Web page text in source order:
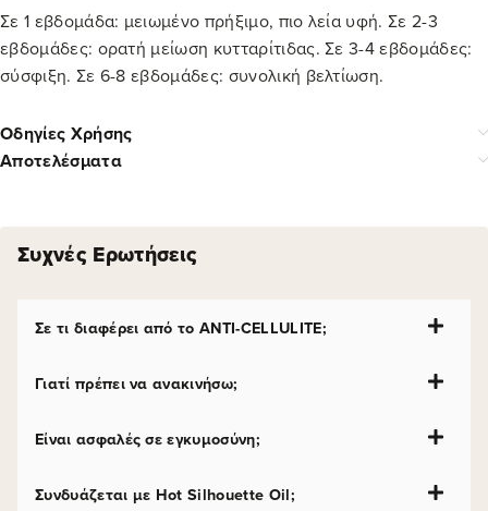
Σε 1 εβδομάδα: μειωμένο πρήξιμο, πιο λεία υφή. Σε 2-3
εβδομάδες: ορατή μείωση κυτταρίτιδας. Σε 3-4 εβδομάδες:
σύσφιξη. Σε 6-8 εβδομάδες: συνολική βελτίωση.
Οδηγίες Χρήσης
Αποτελέσματα
Συχνές Ερωτήσεις
Σε τι διαφέρει από το ANTI-CELLULITE;
Γιατί πρέπει να ανακινήσω;
Είναι ασφαλές σε εγκυμοσύνη;
Συνδυάζεται με Hot Silhouette Oil;